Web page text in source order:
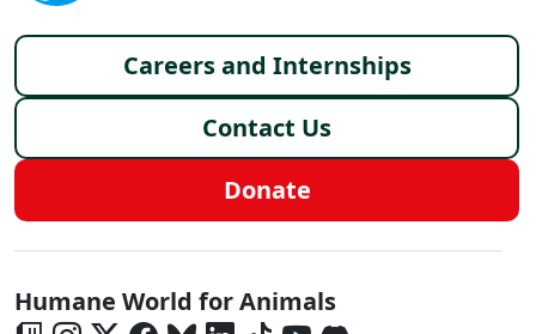
Footer menu
Careers and Internships
Contact Us
Donate
Global - Social Menu
Humane World for Animals